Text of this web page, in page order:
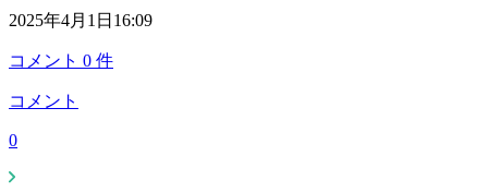
2025年4月1日16:09
コメント 0 件
コメント
0